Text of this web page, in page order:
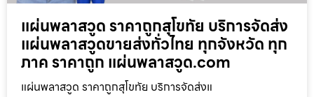
แผ่นพลาสวูด ราคาถูกสุโขทัย บริการจัดส่ง
แผ่นพลาสวูดขายส่งทั่วไทย ทุกจังหวัด ทุก
ภาค ราคาถูก แผ่นพลาสวูด.com
แผ่นพลาสวูด ราคาถูกสุโขทัย บริการจัดส่งแ